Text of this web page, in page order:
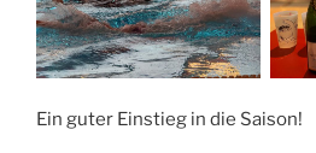
Ein guter Einstieg in die Saison!